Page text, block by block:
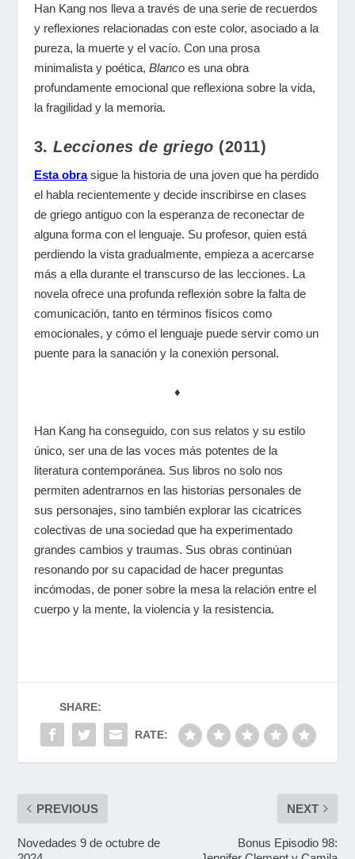
Han Kang nos lleva a través de una serie de recuerdos
y reflexiones relacionadas con este color, asociado a la
pureza, la muerte y el vacío. Con una prosa
minimalista y poética, Blancoes una obra
profundamente emocional que reflexiona sobre la vida,
la fragilidad y la memoria.
3.Lecciones de griego (2011)
Esta obrasigue la historia de una joven que ha perdido
el habla recientemente y decide inscribirse en clases
de griego antiguo con la esperanza de reconectar de
alguna forma con el lenguaje. Su profesor, quien está
perdiendo la vista gradualmente, empieza a acercarse
más a ella durante el transcurso de las lecciones. La
novela ofrece una profunda reflexión sobre la falta de
comunicación, tanto en términos físicos como
emocionales, y cómo el lenguaje puede servir como un
puente para la sanación y la conexión personal.
♦
Han Kang ha conseguido, con sus relatos y su estilo
único, ser una de las voces más potentes de la
literatura contemporánea. Sus libros no solo nos
permiten adentrarnos en las historias personales de
sus personajes, sino también explorar las cicatrices
colectivas de una sociedad que ha experimentado
grandes cambios y traumas. Sus obras continúan
resonando por su capacidad de hacer preguntas
incómodas, de poner sobre la mesa la relación entre el
cuerpo y la mente, la violencia y la resistencia.
SHARE:
RATE:
PREVIOUS
Novedades 9 de octubre de
NEXT
Bonus Episodio 98: